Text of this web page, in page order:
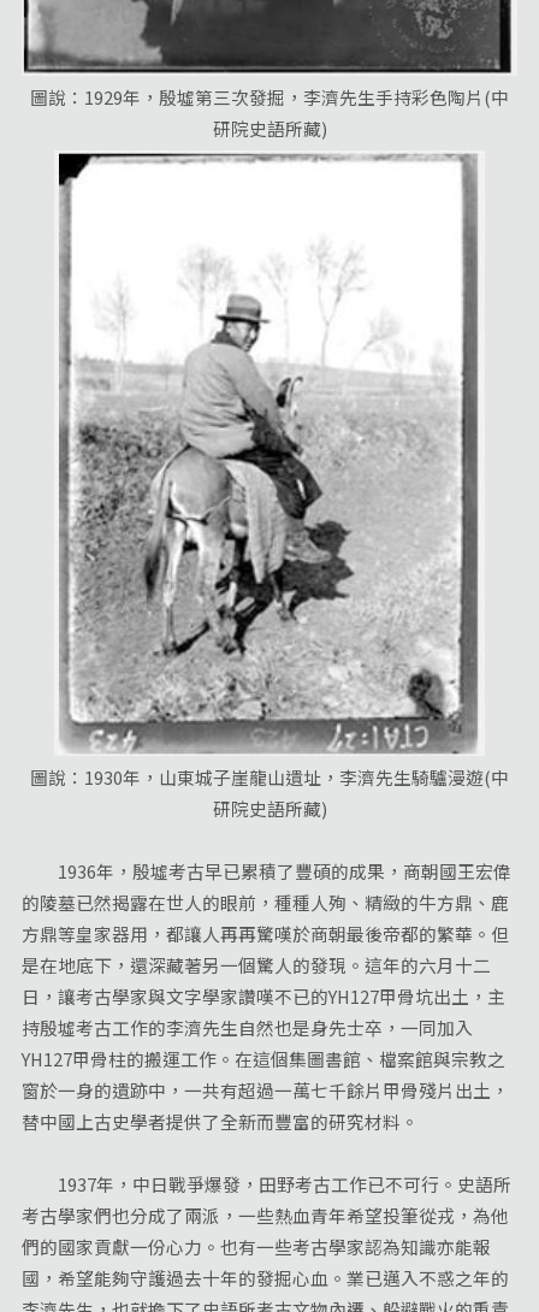
圖說：1929年，殷墟第三次發掘，李濟先生手持彩色陶片(中
研院史語所藏)
圖說：1930年，山東城子崖龍山遺址，李濟先生騎驢漫遊(中
研院史語所藏)
1936年，殷墟考古早已累積了豐碩的成果，商朝國王宏偉
的陵墓已然揭露在世人的眼前，種種人殉、精緻的牛方鼎、鹿
方鼎等皇家器用，都讓人再再驚嘆於商朝最後帝都的繁華。但
是在地底下，還深藏著另一個驚人的發現。這年的六月十二
日，讓考古學家與文字學家讚嘆不已的YH127甲骨坑出土，主
持殷墟考古工作的李濟先生自然也是身先士卒，一同加入
YH127甲骨柱的搬運工作。在這個集圖書館、檔案館與宗教之
窗於一身的遺跡中，一共有超過一萬七千餘片甲骨殘片出土，
替中國上古史學者提供了全新而豐富的研究材料。
1937年，中日戰爭爆發，田野考古工作已不可行。史語所
考古學家們也分成了兩派，一些熱血青年希望投筆從戎，為他
們的國家貢獻一份心力。也有一些考古學家認為知識亦能報
國，希望能夠守護過去十年的發掘心血。業已邁入不惑之年的